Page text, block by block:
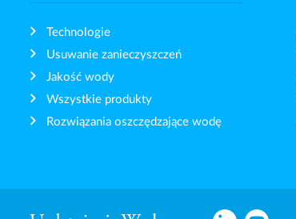
Technologie
Usuwanie zanieczyszczeń
Jakość wody
Wszystkie produkty
Rozwiązania oszczędzające wodę